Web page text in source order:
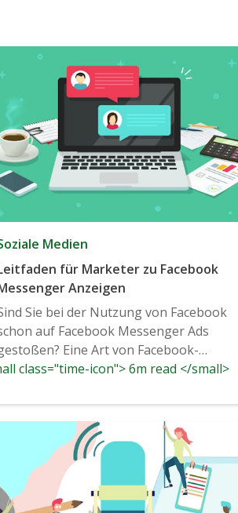
Medien
für Marketer zu Facebook
Anzeigen
Sie bei der Nutzung von Facebook
auf Facebook Messenger Ads
Eine Art von Facebook-
die...
class="time-icon"> 6m read </small>